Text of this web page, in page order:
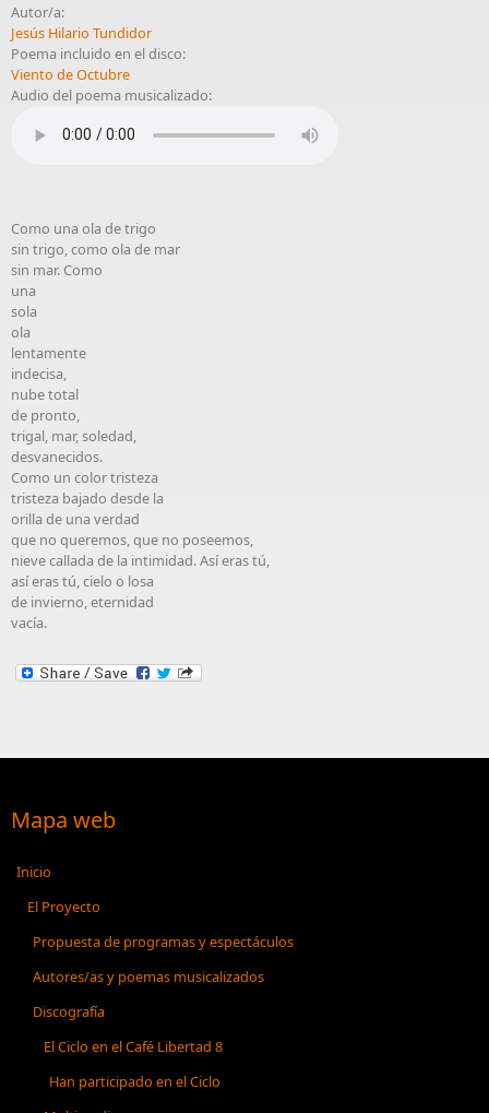
Autor/a:
Jesús Hilario Tundidor
Poema incluido en el disco:
Viento de Octubre
Audio del poema musicalizado:
Como una ola de trigo
sin trigo, como ola de mar
sin mar. Como
una
sola
ola
lentamente
indecisa,
nube total
de pronto,
trigal, mar, soledad,
desvanecidos.
Como un color tristeza
tristeza bajado desde la
orilla de una verdad
que no queremos, que no poseemos,
nieve callada de la intimidad. Así eras tú,
así eras tú, cielo o losa
de invierno, eternidad
vacía.
Mapa web
Inicio
El Proyecto
Propuesta de programas y espectáculos
Autores/as y poemas musicalizados
Discografía
El Ciclo en el Café Libertad 8
Han participado en el Ciclo